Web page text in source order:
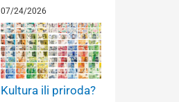
07/24/2026
Kultura ili priroda?